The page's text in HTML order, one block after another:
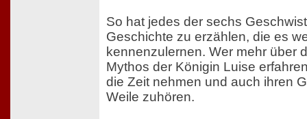
So hat jedes der sechs
Geschichte zu erzählen, die es
kennenzulernen. Wer mehr über
Mythos der Königin Luise
die Zeit nehmen und auch ihren
Weile zuhören.